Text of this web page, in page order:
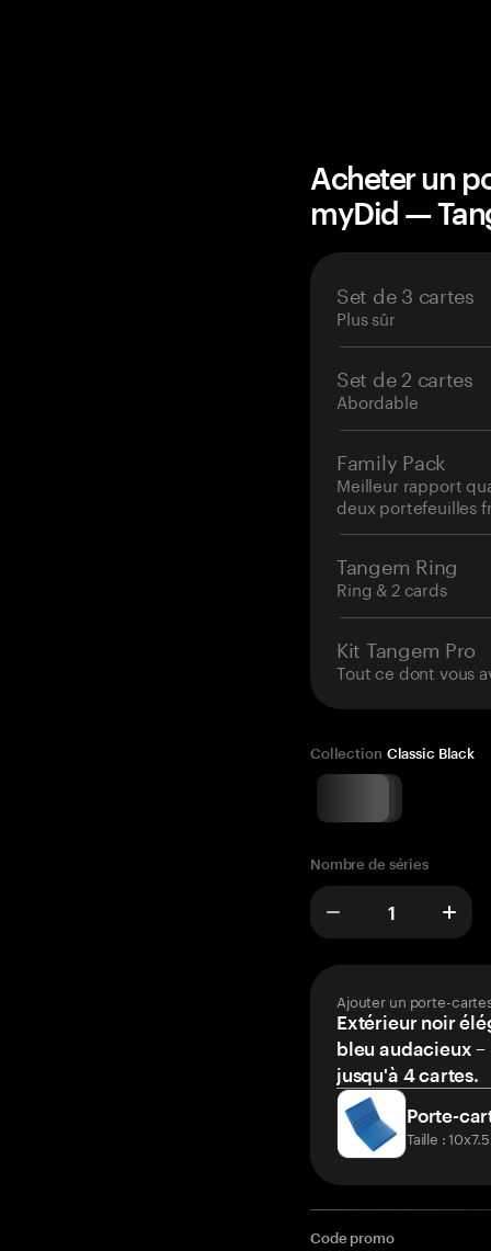
Acheter un
myDid —
Set de 3 cartes
Plus sûr
Set de 2 cartes
Abordable
Family Pack
Meilleur rapport
deux portefeuilles
Tangem Ring
Ring & 2 cards
Kit Tangem Pro
Tout ce dont vous
Collection Classic Black
Nombre de séries
Ajouter un porte-
Extérieur noir
bleu audacieux
jusqu'à 4 cartes.
Porte-
Taille :
Code promo